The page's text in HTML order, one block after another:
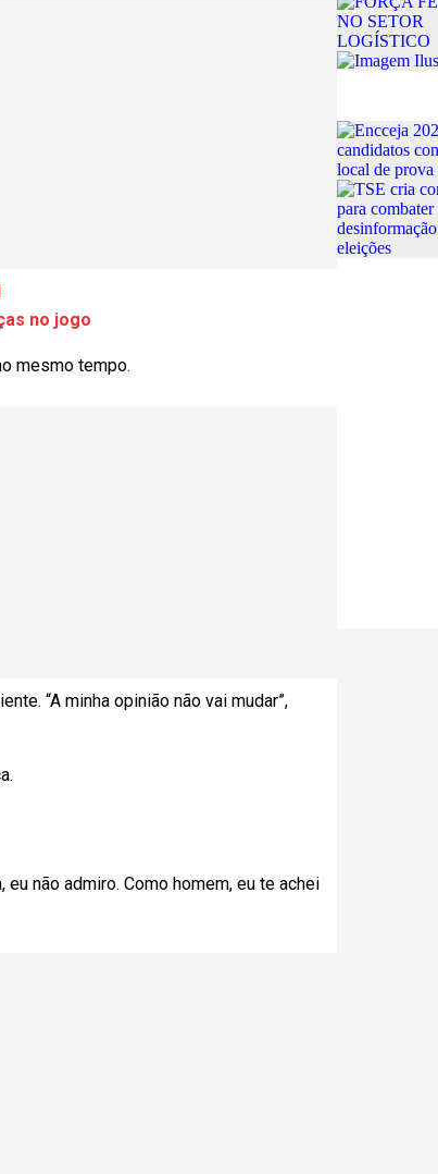
no jogo
mesmo tempo.
“A minha opinião não vai mudar”,
não admiro. Como homem, eu te achei